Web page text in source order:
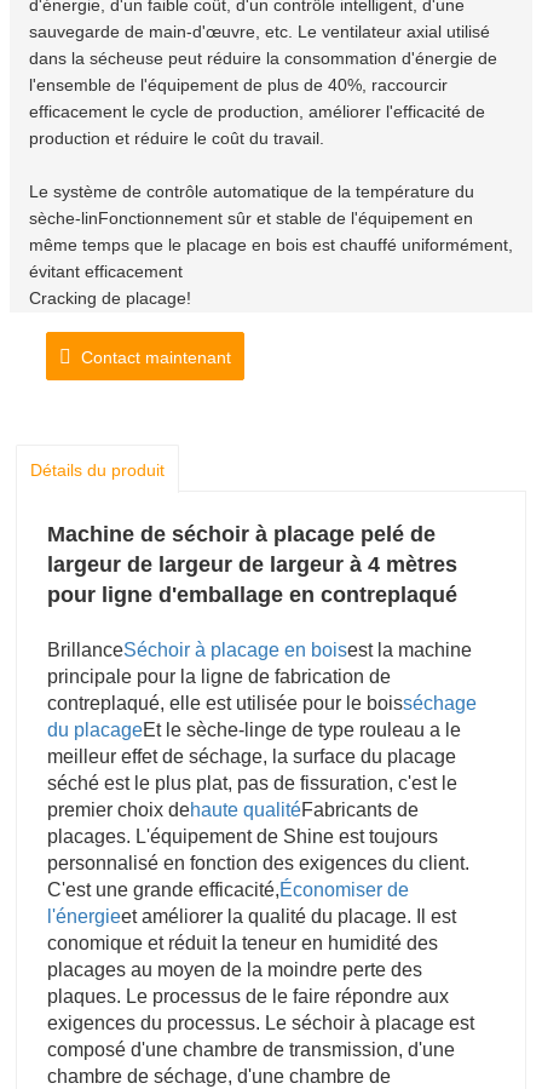
d'énergie, d'un faible coût, d'un contrôle intelligent, d'une
sauvegarde de main-d'œuvre, etc. Le ventilateur axial utilisé
dans la sécheuse peut réduire la consommation d'énergie de
l'ensemble de l'équipement de plus de 40%, raccourcir
efficacement le cycle de production, améliorer l'efficacité de
production et réduire le coût du travail.
Le système de contrôle automatique de la température du
sèche-linFonctionnement sûr et stable de l'équipement en
même temps que le placage en bois est chauffé uniformément,
évitant efficacement
Cracking de placage!
Contact maintenant
Détails du produit
Machine de séchoir à placage pelé de
largeur de largeur de largeur à 4 mètres
pour ligne d'emballage en contreplaqué
BrillanceSéchoir à placage en boisest la machine
principale pour la ligne de fabrication de
contreplaqué, elle est utilisée pour le boisséchage
du placageEt le sèche-linge de type rouleau a le
meilleur effet de séchage, la surface du placage
séché est le plus plat, pas de fissuration, c'est le
premier choix dehaute qualitéFabricants de
placages. L'équipement de Shine est toujours
personnalisé en fonction des exigences du client.
C'est une grande efficacité,Économiser de
l'énergieet améliorer la qualité du placage. Il est
conomique et réduit la teneur en humidité des
placages au moyen de la moindre perte des
plaques. Le processus de le faire répondre aux
exigences du processus. Le séchoir à placage est
composé d'une chambre de transmission, d'une
chambre de séchage, d'une chambre de